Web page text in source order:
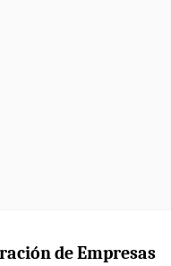
de Empresas